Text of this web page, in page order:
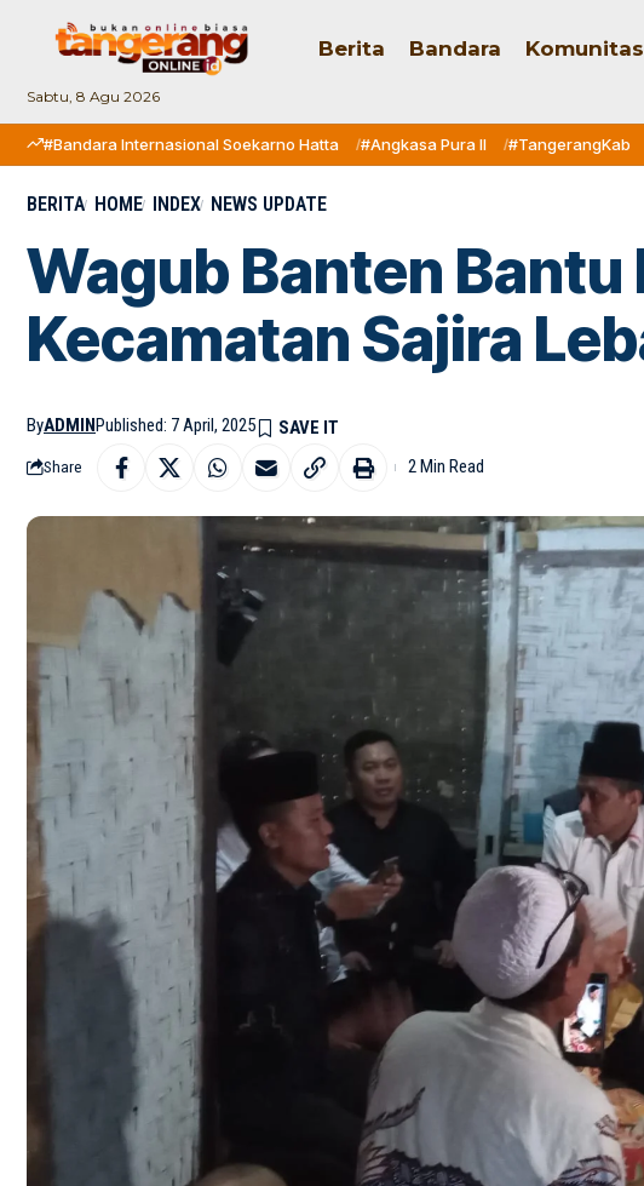
Sabtu, 8 Agu 2026
Berita Bandara Komunitas
#Bandara Internasional Soekarno Hatta #Angkasa Pura II #TangerangKab
BERITA HOME INDEX NEWS UPDATE
Wagub Banten Bantu
Kecamatan Sajira
ByADMINPublished: 7 April, 2025
Share 2 Min Read